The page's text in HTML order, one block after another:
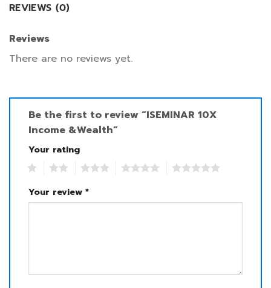
REVIEWS (0)
Reviews
There are no reviews yet.
Be the first to review “ISEMINAR 10X
Income &Wealth”
Your rating
Your review *